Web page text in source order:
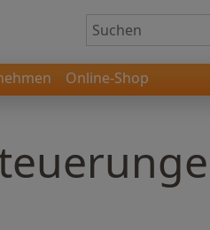
Online-Shop